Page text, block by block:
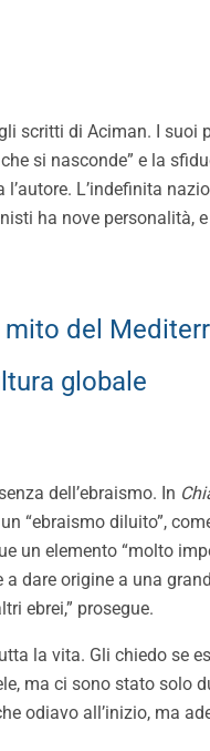
scritti di Aciman. I suoi
si nasconde” e la
l’autore. L’indefinita
ha nove personalità,
mito del
globale
dell’ebraismo. In
“ebraismo diluito”,
un elemento “molto
dare origine a una
ebrei,” prosegue.
la vita. Gli chiedo se
ma ci sono stato solo
odiavo all’inizio, ma